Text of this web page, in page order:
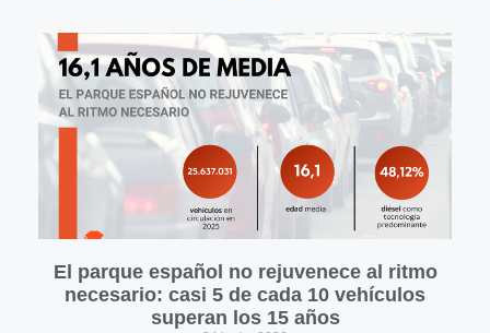
El parque español no rejuvenece al ritmo
necesario: casi 5 de cada 10 vehículos
superan los 15 años